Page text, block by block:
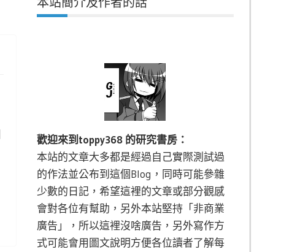
歡迎來到toppy368 的研究書房：
本站的文章大多都是經過自己實際測試過
的作法並公布到這個Blog，同時可能參雜
少數的日記，希望這裡的文章或部分觀感
會對各位有幫助，另外本站堅持「非商業
廣告」，所以這裡沒啥廣告，另外寫作方
式可能會用圖文說明方便各位讀者了解每